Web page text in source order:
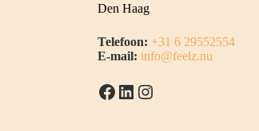
Den Haag
Telefoon: +31 6 29552554
E-mail: info@feelz.nu
Facebook LinkedIn Instagram